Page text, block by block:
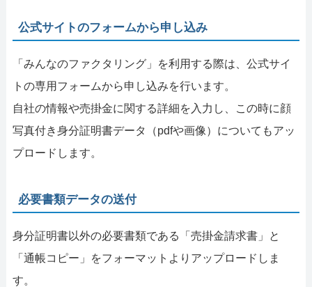
公式サイトのフォームから申し込み
「みんなのファクタリング」を利用する際は、公式サイ
トの専用フォームから申し込みを行います。
自社の情報や売掛金に関する詳細を入力し、この時に顔
写真付き身分証明書データ（pdfや画像）についてもアッ
プロードします。
必要書類データの送付
身分証明書以外の必要書類である「売掛金請求書」と
「通帳コピー」をフォーマットよりアップロードしま
す。